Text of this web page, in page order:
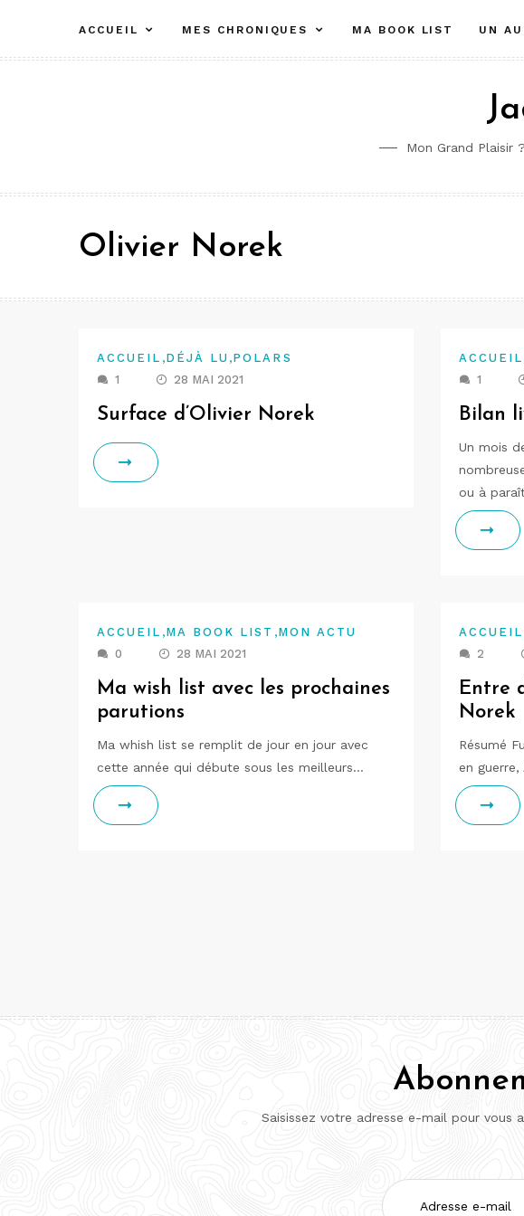
contenu
ACCUEIL MES CHRONIQUES MA BOOK LIST UN
Mon Grand Plaisir
Olivier Norek
ACCUEIL ,DÉJÀ LU ,POLARS
1
28 MAI 2021
Surface d’Olivier Norek
ACCUEIL
1
Bilan
Un mois
ou à
ACCUEIL ,MA BOOK LIST ,MON ACTU
0
28 MAI 2021
Ma wish list avec les prochaines
parutions
Ma whish list se remplit de jour en jour avec
cette année qui débute sous les meilleurs…
ACCUEIL
2
Entre
Norek
Résumé
en
Saisissez votre adresse e-mail pour
Adresse
e-